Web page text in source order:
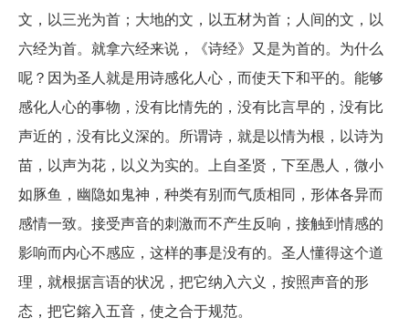
文，以三光为首；大地的文，以五材为首；人间的文，以
六经为首。就拿六经来说，《诗经》又是为首的。为什么
呢？因为圣人就是用诗感化人心，而使天下和平的。能够
感化人心的事物，没有比情先的，没有比言早的，没有比
声近的，没有比义深的。所谓诗，就是以情为根，以诗为
苗，以声为花，以义为实的。上自圣贤，下至愚人，微小
如豚鱼，幽隐如鬼神，种类有别而气质相同，形体各异而
感情一致。接受声音的刺激而不产生反响，接触到情感的
影响而内心不感应，这样的事是没有的。圣人懂得这个道
理，就根据言语的状况，把它纳入六义，按照声音的形
态，把它鎔入五音，使之合于规范。